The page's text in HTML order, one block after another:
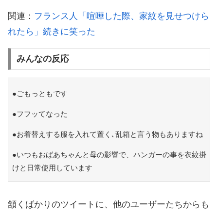
関連： フランス人「喧嘩した際、家紋を見せつけら
れたら」続きに笑った
みんなの反応
●ごもっともです
●フフッてなった
●お着替えする服を入れて置く､乱箱と言う物もありますね
●いつもおばあちゃんと母の影響で、ハンガーの事を衣紋掛
けと日常使用しています
頷くばかりのツイートに、他のユーザーたちからも